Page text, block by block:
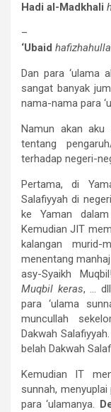
Hadi al-Madkhali
– Al-
‘Ubaid
Dan para ‘ulama
sangat banyak
nama-nama para
Namun akan aku
tentang
terhadap negeri-
Pertama, di
Salafiyyah di
ke Yaman
Kemudian JIT
kalangan murid-
menentang
asy-Syaikh
Muqbil keras, …
para ‘ulama
muncullah
Dakwah
belah Dakwah
Kemudian IT
sunnah,
para ‘ulamanya.